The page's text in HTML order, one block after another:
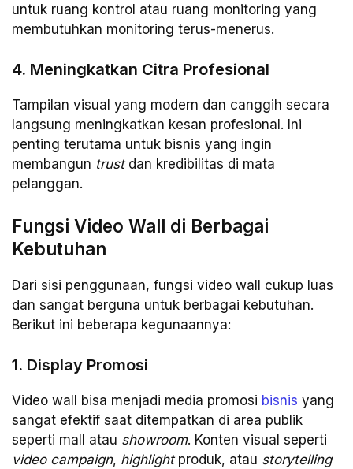
untuk ruang kontrol atau ruang monitoring yang
membutuhkan monitoring terus-menerus.
4. Meningkatkan Citra Profesional
Tampilan visual yang modern dan canggih secara
langsung meningkatkan kesan profesional. Ini
penting terutama untuk bisnis yang ingin
membangun trustdan kredibilitas di mata
pelanggan.
Fungsi Video Wall di Berbagai
Kebutuhan
Dari sisi penggunaan, fungsi video wall cukup luas
dan sangat berguna untuk berbagai kebutuhan.
Berikut ini beberapa kegunaannya:
1. Display Promosi
Video wall bisa menjadi media promosi bisnis yang
sangat efektif saat ditempatkan di area publik
seperti mall atau showroom. Konten visual seperti
video campaign, highlightproduk, atau storytelling